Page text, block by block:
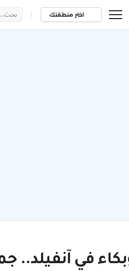
اختر منطقتك |
في آنفيلد..